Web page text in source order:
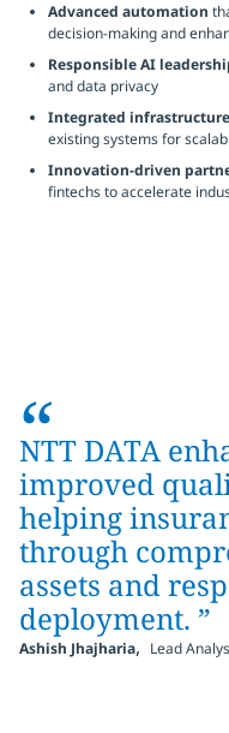
Advanced automation
decision-making and
Responsible AI
and data privacy
Integrated infrastructure
existing systems for
Innovation-driven
fintechs to accelerate
“
NTT DATA
improved
helping
through
assets and
deployment. ”
Ashish Jhajharia, Lead